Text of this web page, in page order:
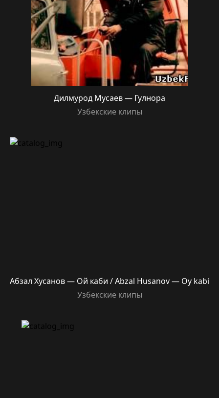
Дилмурод Мусаев — Гулнора
Узбекские клипы
Абзал Хусанов — Ой каби / Abzal Husanov — Oy kabi
Узбекские клипы